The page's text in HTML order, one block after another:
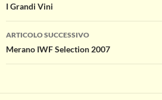
articolo
I Grandi Vini
ARTICOLO SUCCESSIVO
Merano IWF Selection 2007